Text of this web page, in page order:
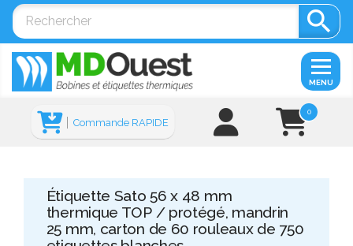

0
Commande RAPIDE
MENU
Étiquette Sato 56 x 48 mm
thermique TOP / protégé, mandrin
25 mm, carton de 60 rouleaux de 750